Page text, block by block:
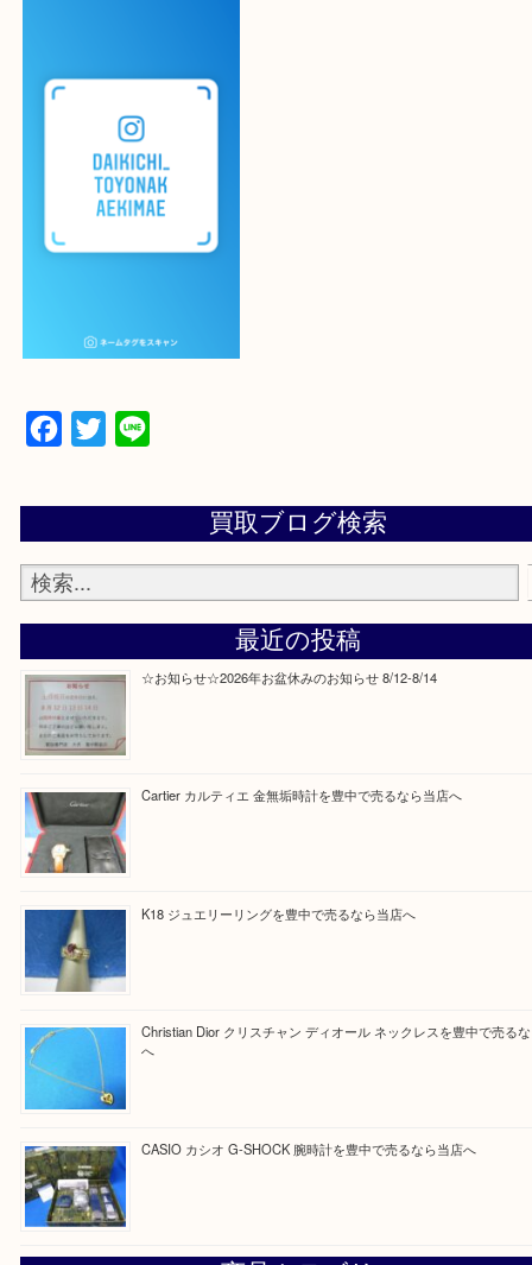
よかったらご登録お願いします！！
登録方法
設定の中にあるネームタグからネームタグをスキ
Facebook
Twitter
Line
買取ブログ検索
最近の投稿